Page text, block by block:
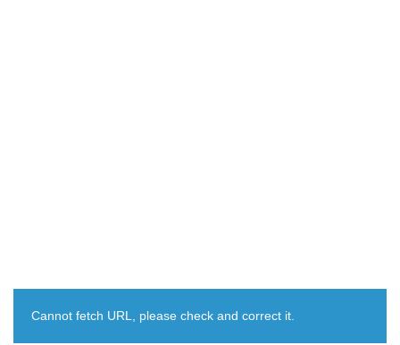
Cannot fetch URL, please check and correct it.